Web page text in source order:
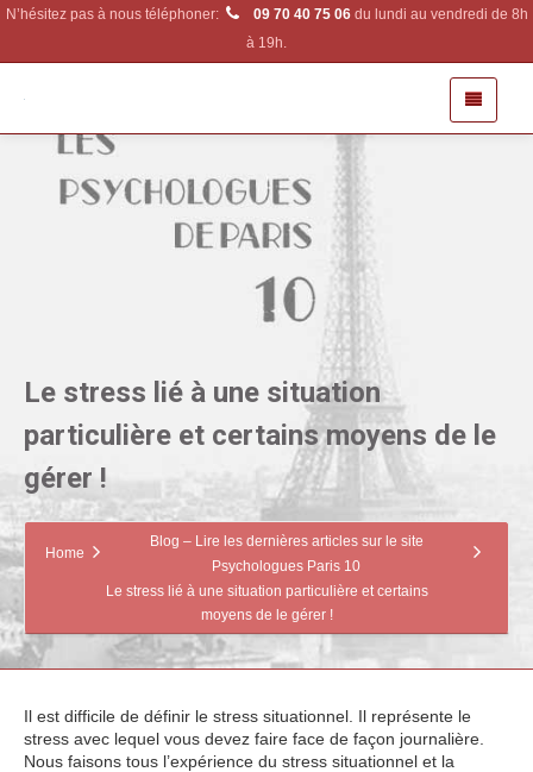
N’hésitez pas à nous téléphoner: 09 70 40 75 06du lundi au vendredi de 8h
à 19h.
Le stress lié à une situation
particulière et certains moyens de le
gérer !
Home
Blog – Lire les dernières articles sur le site
Psychologues Paris 10
Le stress lié à une situation particulière et certains
moyens de le gérer !
Il est difficile de définir le stress situationnel. Il représente le
stress avec lequel vous devez faire face de façon journalière.
Nous faisons tous l’expérience du stress situationnel et la